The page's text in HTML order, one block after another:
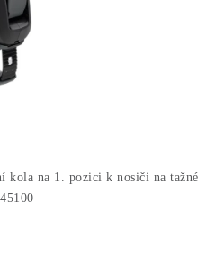
kola na 1. pozici k nosiči na tažné